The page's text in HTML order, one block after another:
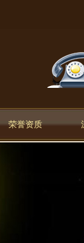
荣誉资质